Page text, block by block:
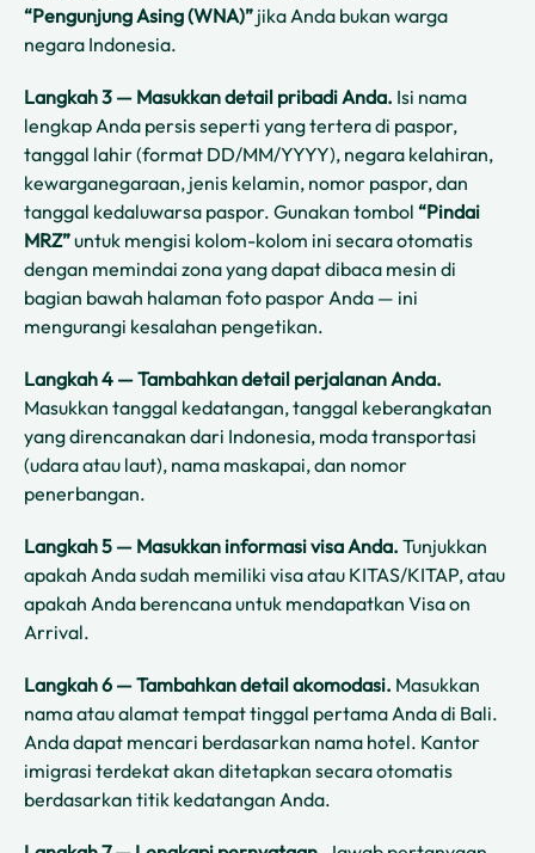
“Pengunjung Asing (WNA)” jika Anda bukan warga
negara Indonesia.
Langkah 3 — Masukkan detail pribadi Anda. Isi nama
lengkap Anda persis seperti yang tertera di paspor,
tanggal lahir (format DD/MM/YYYY), negara kelahiran,
kewarganegaraan, jenis kelamin, nomor paspor, dan
tanggal kedaluwarsa paspor. Gunakan tombol “Pindai
MRZ”untuk mengisi kolom-kolom ini secara otomatis
dengan memindai zona yang dapat dibaca mesin di
bagian bawah halaman foto paspor Anda — ini
mengurangi kesalahan pengetikan.
Langkah 4 — Tambahkan detail perjalanan Anda.
Masukkan tanggal kedatangan, tanggal keberangkatan
yang direncanakan dari Indonesia, moda transportasi
(udara atau laut), nama maskapai, dan nomor
penerbangan.
Langkah 5 — Masukkan informasi visa Anda. Tunjukkan
apakah Anda sudah memiliki visa atau KITAS/KITAP, atau
apakah Anda berencana untuk mendapatkan Visa on
Arrival.
Langkah 6 — Tambahkan detail akomodasi. Masukkan
nama atau alamat tempat tinggal pertama Anda di Bali.
Anda dapat mencari berdasarkan nama hotel. Kantor
imigrasi terdekat akan ditetapkan secara otomatis
berdasarkan titik kedatangan Anda.